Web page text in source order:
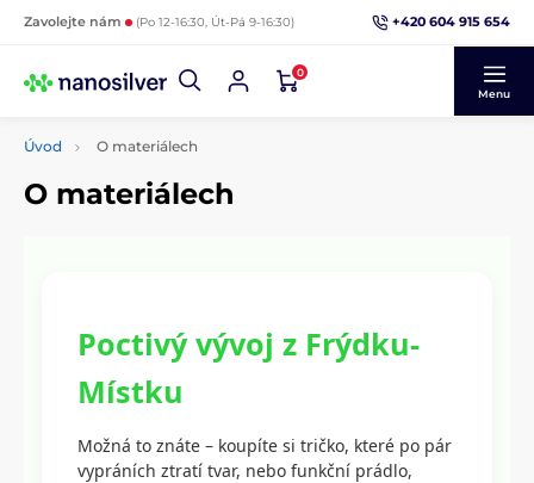
Zavolejte nám (Po 12-16:30, Út-Pá 9-16:30) +420 604 915 654
0
Menu
Úvod O materiálech
O materiálech
Poctivý vývoj z Frýdku-
Místku
Možná to znáte – koupíte si tričko, které po pár
vypráních ztratí tvar, nebo funkční prádlo,